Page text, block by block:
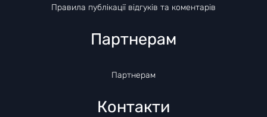
Правила публікації відгуків та коментарів
Партнерам
Партнерам
Контакти